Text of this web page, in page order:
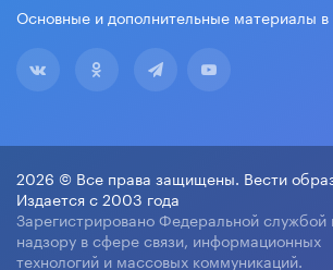
Основные и дополнительные материалы в
2026 © Все права защищены. Вести
Издается с 2003 года
Зарегистрировано Федеральной службой
надзору в сфере связи, информационных
технологий и массовых коммуникаций.